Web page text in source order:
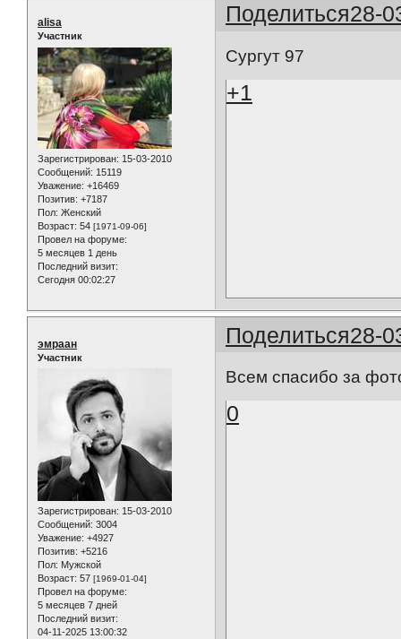
Поделиться28-
alisa
Участник
Зарегистрирован: 15-03-2010
Сообщений: 15119
Уважение: +16469
Позитив: +7187
Пол: Женский
Возраст: 54 [1971-09-06]
Провел на форуме:
5 месяцев 1 день
Последний визит:
Сегодня 00:02:27
Сургут 97
+1
Поделиться28-
эмраан
Участник
Зарегистрирован: 15-03-2010
Сообщений: 3004
Уважение: +4927
Позитив: +5216
Пол: Мужской
Возраст: 57 [1969-01-04]
Провел на форуме:
5 месяцев 7 дней
Последний визит:
04-11-2025 13:00:32
Всем спасибо за
0